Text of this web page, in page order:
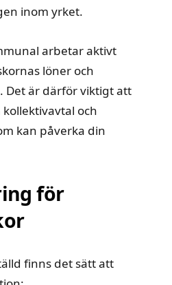
inom yrket.
arbetar aktivt
löner och
Det är därför viktigt att
och
kan påverka din
för
finns det sätt att